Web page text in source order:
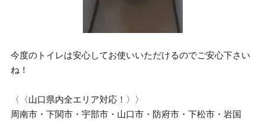
今度のトイレは安心してお使いいただけるのでご安心下さい
ね！
〈〈山口県内全エリア対応！〉〉
周南市・下関市・宇部市・山口市・防府市・下松市・岩国